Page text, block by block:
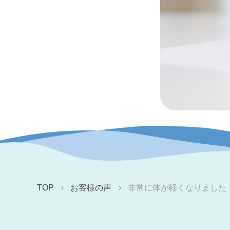
TOP お客様の声 非常に体が軽くなりました